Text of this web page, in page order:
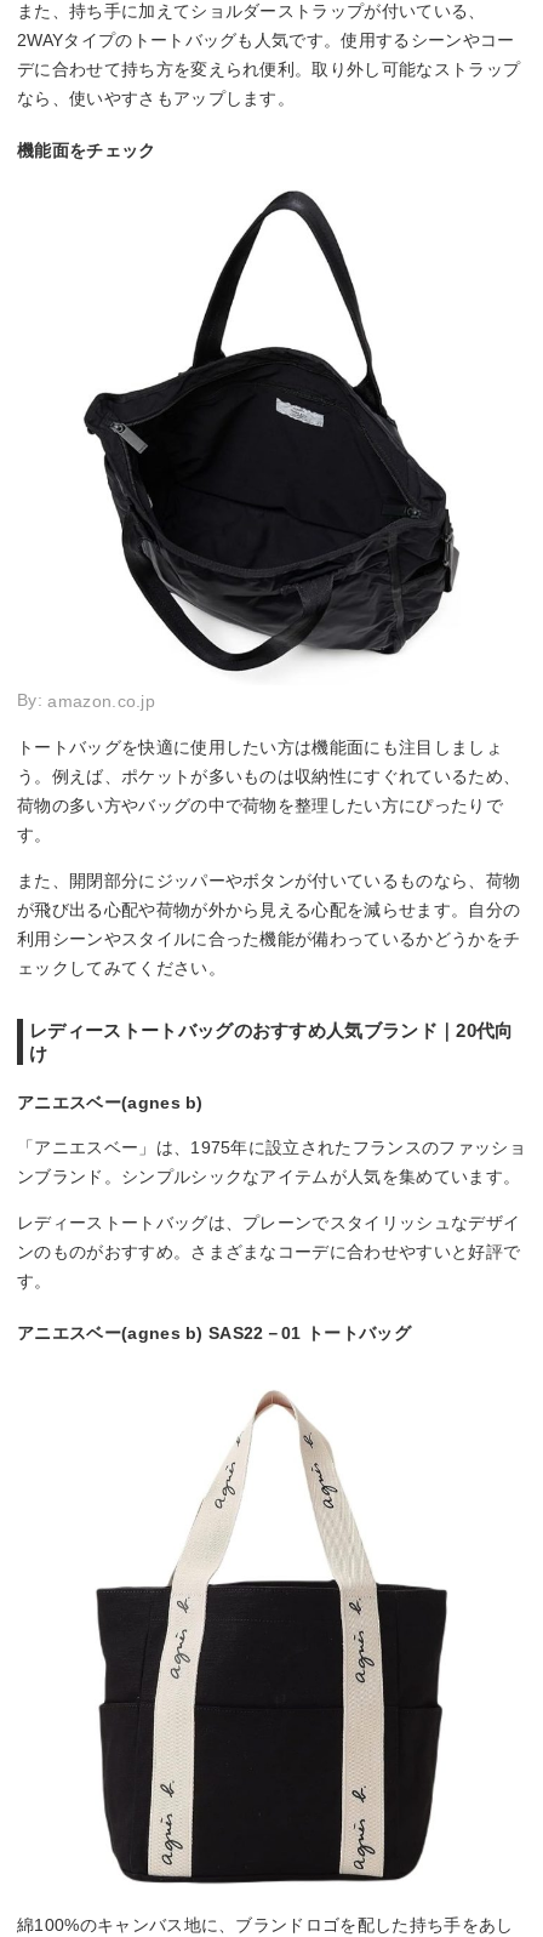
また、持ち手に加えてショルダーストラップが付いている、
2WAYタイプのトートバッグも人気です。使用するシーンやコー
デに合わせて持ち方を変えられ便利。取り外し可能なストラップ
なら、使いやすさもアップします。
機能面をチェック
By:amazon.co.jp
トートバッグを快適に使用したい方は機能面にも注目しましょ
う。例えば、ポケットが多いものは収納性にすぐれているため、
荷物の多い方やバッグの中で荷物を整理したい方にぴったりで
す。
また、開閉部分にジッパーやボタンが付いているものなら、荷物
が飛び出る心配や荷物が外から見える心配を減らせます。自分の
利用シーンやスタイルに合った機能が備わっているかどうかをチ
ェックしてみてください。
レディーストートバッグのおすすめ人気ブランド｜20代向
け
アニエスベー(agnes b)
「アニエスベー」は、1975年に設立されたフランスのファッショ
ンブランド。シンプルシックなアイテムが人気を集めています。
レディーストートバッグは、プレーンでスタイリッシュなデザイ
ンのものがおすすめ。さまざまなコーデに合わせやすいと好評で
す。
アニエスベー(agnes b) SAS22－01 トートバッグ
綿100%のキャンバス地に、ブランドロゴを配した持ち手をあし